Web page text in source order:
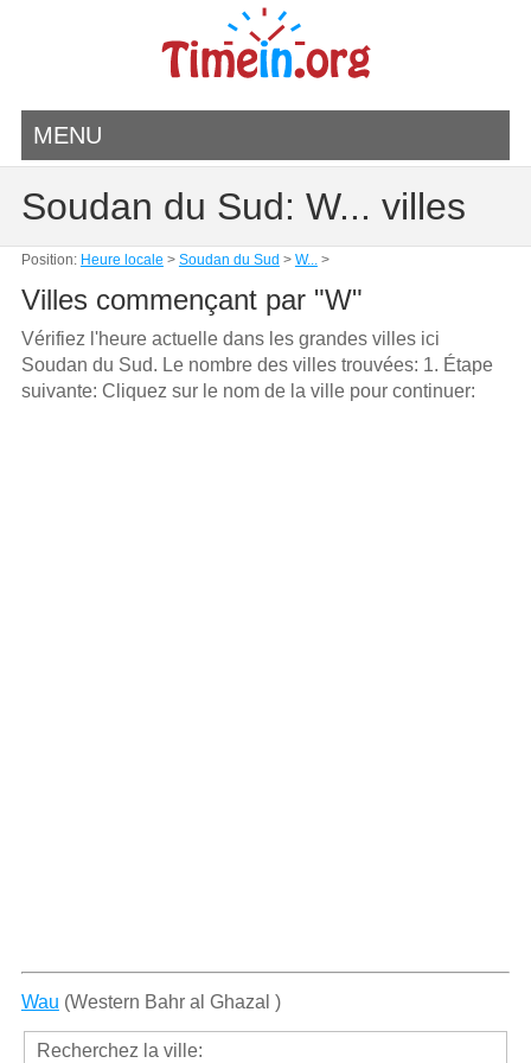
MENU
Soudan du Sud: W... villes
Position: Heure locale > Soudan du Sud > W...>
Villes commençant par "W"
Vérifiez l'heure actuelle dans les grandes villes ici
Soudan du Sud. Le nombre des villes trouvées: 1. Étape
suivante: Cliquez sur le nom de la ville pour continuer:
Wau (Western Bahr al Ghazal )
Recherchez la ville: